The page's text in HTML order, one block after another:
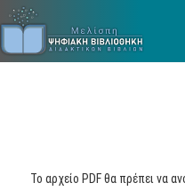
Το αρχείο PDF θα πρέπει να